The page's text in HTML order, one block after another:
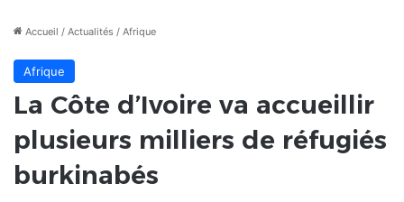
Accueil / Actualités / Afrique
Afrique
La Côte d’Ivoire va accueillir
plusieurs milliers de réfugiés
burkinabés